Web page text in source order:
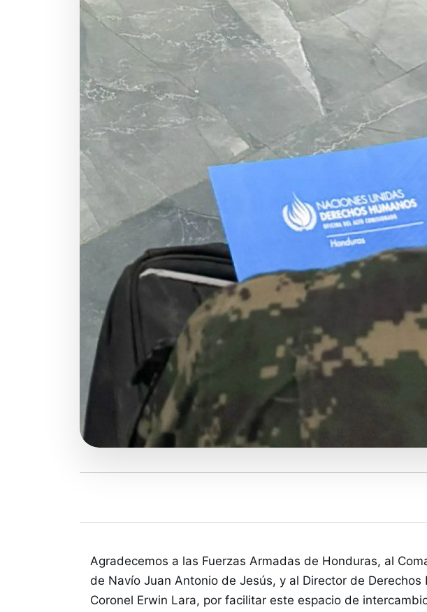
Agradecemos a las Fuerzas Armadas de Honduras, al
de Navío Juan Antonio de Jesús, y al Director de
Coronel Erwin Lara, por facilitar este espacio de